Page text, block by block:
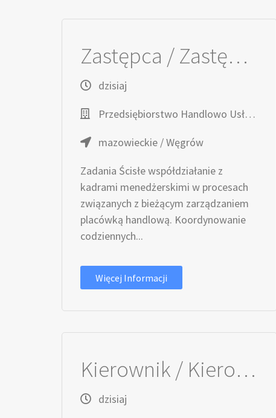
Zastępca / Zastępczyni Kierownika / Kierowniczki sklepu
dzisiaj
Przedsiębiorstwo Handlowo Usługowe TOPAZ
mazowieckie / Węgrów
Zadania Ścisłe współdziałanie z
kadrami menedżerskimi w procesach
związanych z bieżącym zarządzaniem
placówką handlową. Koordynowanie
codziennych...
Więcej Informacji
Kierownik / Kierowniczka robót technologicznych
dzisiaj